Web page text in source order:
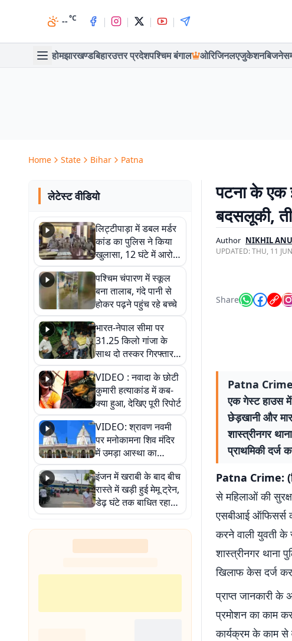
--°C | | | |
होमझारखण्डबिहारउत्तर प्रदेशपश्चिम बंगाल ओरिजिनलएजुकेशनबिजनेस
Home State Bihar Patna
लेटेस्ट वीडियो
लिट्टीपाड़ा में डबल मर्डर
कांड का पुलिस ने किया
खुलासा, 12 घंटे में आरोपी
गिरफ्तार
पश्चिम चंपारण में स्कूल
बना तालाब, गंदे पानी से
होकर पढ़ने पहुंच रहे बच्चे
भारत-नेपाल सीमा पर
31.25 किलो गांजा के
साथ दो तस्कर गिरफ्तार,
नेपाली नंबर की बाइक
जब्त
VIDEO : नवादा के छोटी
कुमारी हत्याकांड में कब-
क्या हुआ, देखिए पूरी रिपोर्ट
VIDEO: श्रावण नवमी
पर मनोकामना शिव मंदिर
में उमड़ा आस्था का
सैलाब, हर-हर महादेव के
जयघोष से गूंजा परिसर
इंजन में खराबी के बाद बीच
रास्ते में खड़ी हुई मेमू ट्रेन,
डेढ़ घंटे तक बाधित रहा
आवागमन
पटना के एक
बदसलूकी,
Author NIKHIL
UPDATED:THU, 11
Share
Patna Crime:
एक गेस्ट हाउस
छेड़खानी और
शास्त्रीनगर
प्राथमिकी दर्ज
Patna Crime:
से महिलाओं की
एसबीआई ऑफिसर्स
करने वाली युवती
शास्त्रीनगर थाना
खिलाफ केस दर्ज कर
प्राप्त जानकारी
प्रमोशन का काम
कार्यक्रम के काम से